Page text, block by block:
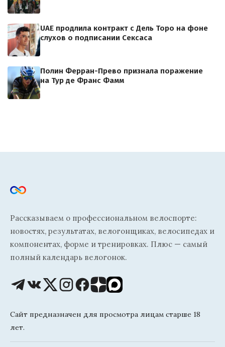
UAE продлила контракт с Дель Торо на фоне
слухов о подписании Сексаса
Полин Ферран-Прево признала поражение
на Тур де Франс Фамм
Рассказываем о профессиональном велоспорте:
новостях, результатах, велогонщиках, велосипедах и
компонентах, форме и тренировках. Плюс — самый
полный календарь велогонок.
Сайт предназначен для просмотра лицам старше 18
лет.